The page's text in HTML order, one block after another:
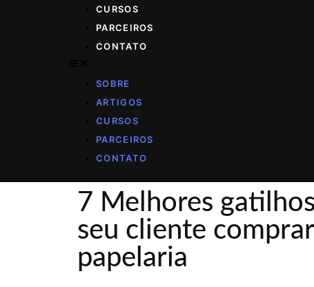
CURSOS
PARCEIROS
CONTATO
SOBRE
ARTIGOS
CURSOS
PARCEIROS
CONTATO
7 Melhores
seu cliente
papelaria